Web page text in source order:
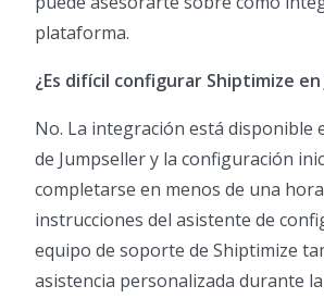
plataforma.
¿Es difícil configurar Shiptimize en
No. La integración está disponible
de Jumpseller y la configuración
completarse en menos de una
instrucciones del asistente de
equipo de soporte de Shiptimize
asistencia personalizada durante